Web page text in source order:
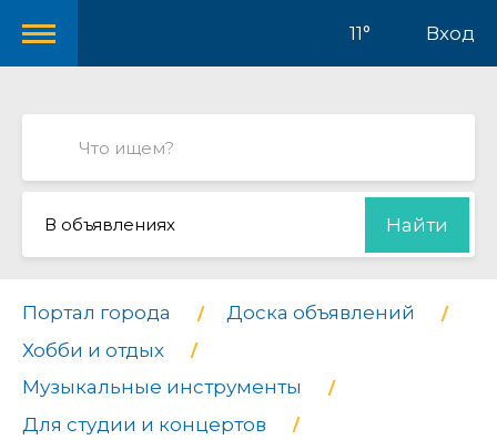
11° Вход
В объявлениях Найти
Портал города
Доска объявлений
Хобби и отдых
Музыкальные инструменты
Для студии и концертов